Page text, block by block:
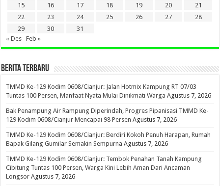
15
16 17 18 19 20
21
22
23 24 25 26 27
28
29
30
31
« Des
Feb »
BERITA TERBARU
TMMD Ke-129 Kodim 0608/Cianjur: Jalan Hotmix Kampung RT 07/03
Tuntas 100 Persen, Manfaat Nyata Mulai Dinikmati Warga Agustus 7, 2026
Bak Penampung Air Rampung Diperindah, Progres Pipanisasi TMMD Ke-
129 Kodim 0608/Cianjur Mencapai 98 Persen Agustus 7, 2026
TMMD Ke-129 Kodim 0608/Cianjur: Berdiri Kokoh Penuh Harapan, Rumah
Bapak Gilang Gumilar Semakin Sempurna Agustus 7, 2026
TMMD Ke-129 Kodim 0608/Cianjur: Tembok Penahan Tanah Kampung
Cibitung Tuntas 100 Persen, Warga Kini Lebih Aman Dari Ancaman
Longsor Agustus 7, 2026